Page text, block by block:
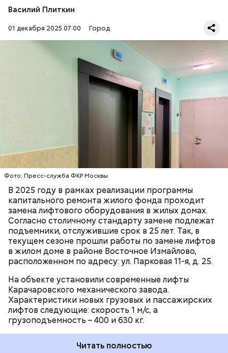
Василий Плиткин
01 декабря 2025 07:00 Город
Фото: Пресс-служба ФКР Москвы
В 2025 году в рамках реализации программы
капитального ремонта жилого фонда проходит
замена лифтового оборудования в жилых домах.
Согласно столичному стандарту замене подлежат
подъемники, отслужившие срок в 25 лет. Так, в
текущем сезоне прошли работы по замене лифтов
в жилом доме в районе Восточное Измайлово,
расположенном по адресу: ул. Парковая 11-я, д. 25.
На объекте установили современные лифты
Карачаровского механического завода.
Характеристики новых грузовых и пассажирских
лифтов следующие: скорость 1 м/с, а
грузоподъемность – 400 и 630 кг.
В жилом доме три подъезда, в которых
расположены по два лифта – грузовому и
пассажирскому. В текущем, 2025 году, мастера
установили новые подъемники в рамках
программы капитального ремонта во всех трех
подъездах. Таким образом, все шесть лифтов были
заменены. Девятиэтажный дом на улице 11-я
Парковая был возведен в 2001 году по
модифицированному проекту массовой типовой
серии. Здание простой формы в плане. Фасады
украшены лоджиями и трехгранными эркерами.
современной системой безопасности в виде
инфракрасного контроля по всей высоте проема,
который не дает створкам закрыться, если в
проеме оказался какой-то объект. Для удобства
кнопки в новых кабинах оборудованы шрифтом
Брайля, а на встроенном табло высвечивается
номер этажа и направление движения. Кабины
также оснащаются приказной панелью с речевым
информатором.
Читать полностью
ЛИФТЫ
МОСКВА
РАЙОН ВОСТОЧНОЕ ИЗМАЙЛОВО